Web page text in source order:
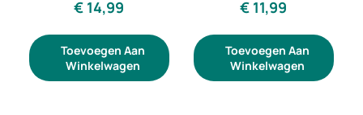
– Jezus Regeert
11,99
Toevoegen Aan
Winkelwagen
Van Monddood Naar
Identiteit
2,99
Toevoegen Aan
Winkelwagen